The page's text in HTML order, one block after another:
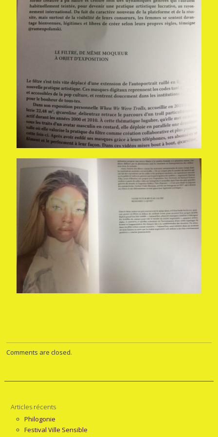
Comments are closed.
Articles récents
Philogonie
Festival Ville Sensible